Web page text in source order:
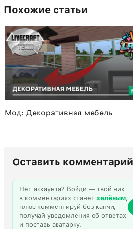
Похожие статьи
Мод: Декоративная мебель
Оставить комментарий
Нет аккаунта? Войди — твой ник
в комментариях станет зелёным,
плюс комментируй без капчи,
получай уведомления об ответах
и поставь аватарку.